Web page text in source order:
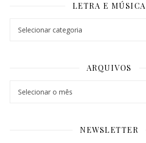
LETRA E MÚSICA
ARQUIVOS
NEWSLETTER